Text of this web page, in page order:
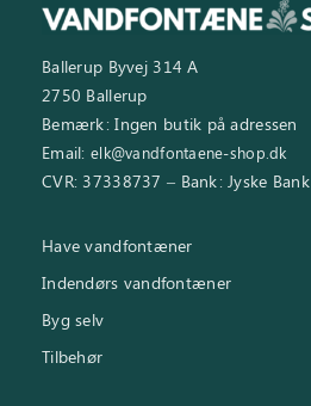
Ballerup Byvej 314 A
2750 Ballerup
Bemærk: Ingen butik på adressen
Email: elk@vandfontaene-shop.dk
CVR: 37338737 – Bank: Jyske Bank
Have vandfontæner
Indendørs vandfontæner
Byg selv
Tilbehør